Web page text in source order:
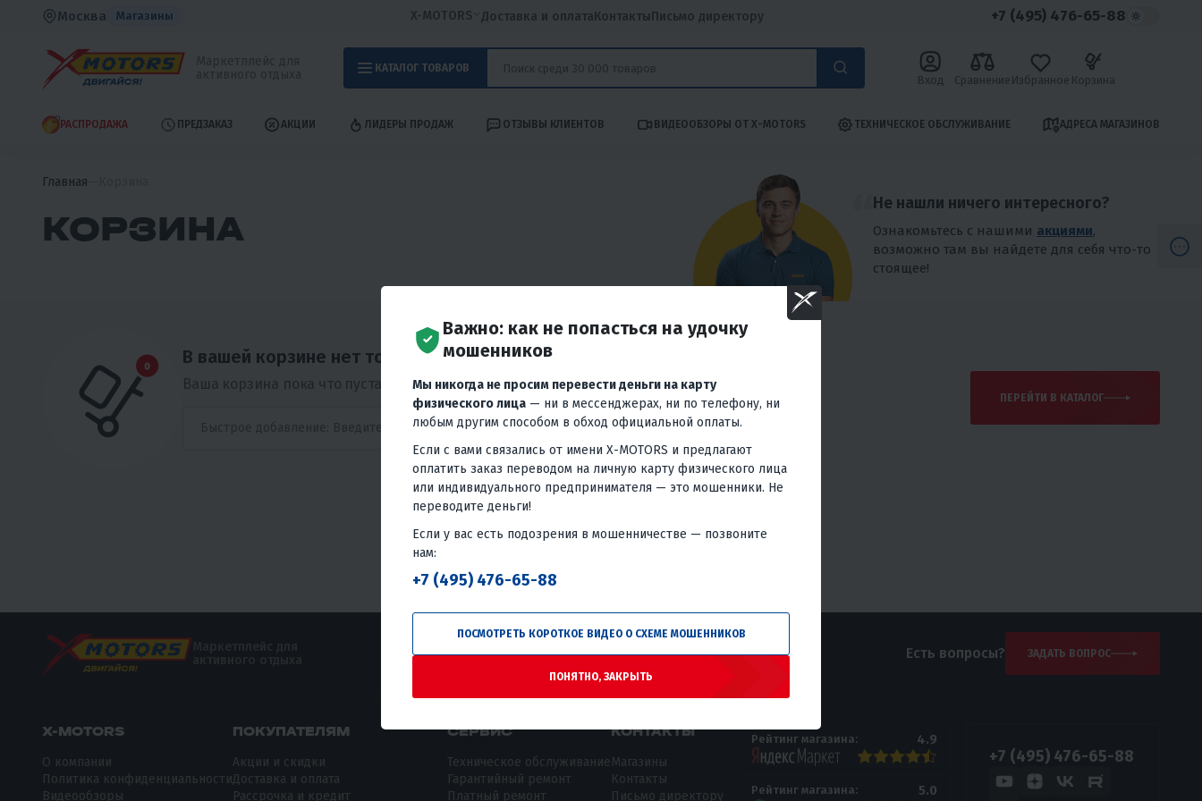
Москва Магазины X-MOTORS Доставка и оплатаКонтактыПисьмо директору +7 (495) 476-65-88
КАТАЛОГ ТОВАРОВ
Вход Сравнение Избранное Корзина
РАСПРОДАЖА ПРЕДЗАКАЗ АКЦИИ ЛИДЕРЫ ПРОДАЖ ОТЗЫВЫ КЛИЕНТОВ ВИДЕООБЗОРЫ ОТ X-MOTORS ТЕХНИЧЕСКОЕ ОБСЛУЖИВАНИЕ АДРЕСА МАГАЗИНОВ
Главная
КОРЗИНА
Не нашли ничего интересного?
Ознакомьтесь с нашими акциями,
возможно там вы найдете для себя что-то
стоящее!
В вашей корзине нет товаров
Ваша корзина пока что пуста. В каталоге вы найдёте много интересных товаров.
НАЙТИ
ПЕРЕЙТИ В КАТАЛОГ
Есть вопросы? ЗАДАТЬ ВОПРОС
X-MOTORS
О компании
Политика конфиденциальности
Видеообзоры
ПОКУПАТЕЛЯМ
Акции и скидки
Доставка и оплата
Рассрочка и кредит
СЕРВИС
Техническое обслуживание
Гарантийный ремонт
Платный ремонт
КОНТАКТЫ
Магазины
Контакты
Письмо директору
Рейтинг магазина: 4.9
Рейтинг магазина: 5.0
+7 (495) 476-65-88
Важно: как не попасться на удочку
мошенников
Мы никогда не просим перевести деньги на карту
физического лица — ни в мессенджерах, ни по телефону, ни
любым другим способом в обход официальной оплаты.
Если с вами связались от имени X-MOTORS и предлагают
оплатить заказ переводом на личную карту физического лица
или индивидуального предпринимателя — это мошенники. Не
переводите деньги!
Если у вас есть подозрения в мошенничестве — позвоните
нам:
+7 (495) 476-65-88
ПОСМОТРЕТЬ КОРОТКОЕ ВИДЕО О СХЕМЕ МОШЕННИКОВ
ПОНЯТНО, ЗАКРЫТЬ